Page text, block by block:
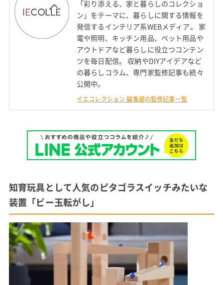
「彩り添える、家と暮らしのコレクショ
ン」をテーマに、暮らしに関する情報を
発信するインテリア系WEBメディア。 家
電や照明、キッチン用品、ペット用品や
アウトドアなど暮らしに役立つコンテン
ツを毎日配信。 収納やDIYアイデアなど
の暮らしコラム、専門家監修記事も続々
公開中。
イエコレクション 編集部の監修記事一覧
知育玩具として人気のピタゴラスイッチみたいな
装置「ビー玉転がし」